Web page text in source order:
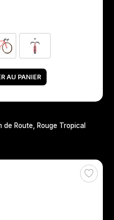
AU PANIER
de Route, Rouge Tropical